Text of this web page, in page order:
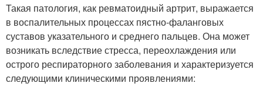
Такая патология, как ревматоидный артрит, выражается
в воспалительных процессах пястно-фаланговых
суставов указательного и среднего пальцев. Она может
возникать вследствие стресса, переохлаждения или
острого респираторного заболевания и характеризуется
следующими клиническими проявлениями: